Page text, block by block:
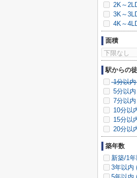
2K～
3K～
4K～
面積
駅からの
1分以内
5分以
7分以
10分以
15分以
20分以
築年数
新築/1
3年以内